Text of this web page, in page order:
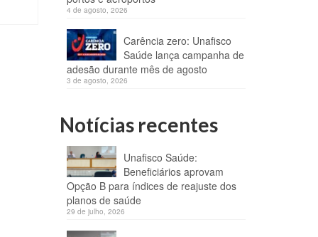
4 de agosto, 2026
Carência zero: Unafisco
Saúde lança campanha de
adesão durante mês de agosto
3 de agosto, 2026
Notícias recentes
Unafisco Saúde:
Beneficiários aprovam
Opção B para índices de reajuste dos
planos de saúde
29 de julho, 2026